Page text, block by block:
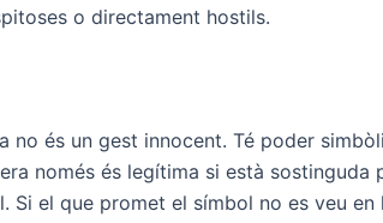
o directament hostils.
no és un gest innocent. Té poder
només és legítima si està sostinguda
Si el que promet el símbol no es veu en